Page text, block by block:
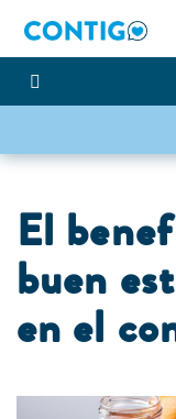
El
buen
en el